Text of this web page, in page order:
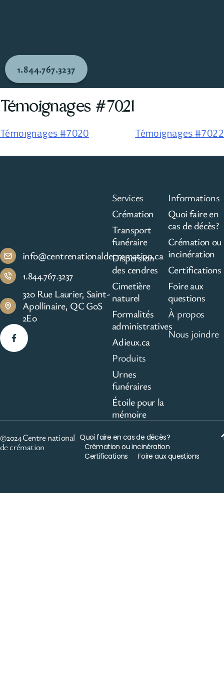
1.844.767.3237
Témoignages #7021
Témoignages #7020 Témoignages #7022
info@centrenationaldecremation.ca
1.844.767.3237
320 Rue Laurier, Saint-
Apollinaire, QC G0S
2E0
Services
Crémation
Transport
funéraire
Dispersion
des cendres
Cimetière
naturel
Formalités
administratives
Adieux.ca
Produits
Urnes
funéraires
Étoile pour la
mémoire
Informations
Quoi faire en
cas de décès?
Crémation ou
incinération
Certifications
Foire aux
questions
À propos
Nous joindre
©2024 Centre national
de crémation
Quoi faire en cas de décès?
Crémation ou incinération
Certifications
Foire aux questions